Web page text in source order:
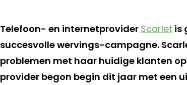
Telefoon- en internetprovider Scarlet is
succesvolle wervings-campagne.
problemen met haar huidige klanten
provider begon begin dit jaar met een